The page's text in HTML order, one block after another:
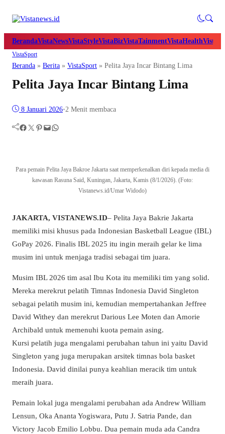
BerandaVistaNewsVistaStyleVistaBizVistaTainmentVistaHealth
VistaSport
Beranda » Berita » VistaSport » Pelita Jaya Incar Bintang Lima
Pelita Jaya Incar Bintang Lima
8 Januari 2026•2 Menit membaca
Facebook Twitter Pinterest Mail WhatsApp
Para pemain Pelita Jaya Bakroe Jakarta saat memperkenalkan diri kepada media di
kawasan Rasuna Said, Kuningan, Jakarta, Kamis (8/1/2026). (Foto:
Vistanews.id/Umar Widodo)
JAKARTA, VISTANEWS.ID– Pelita Jaya Bakrie Jakarta
memiliki misi khusus pada Indonesian Basketball League (IBL)
GoPay 2026. Finalis IBL 2025 itu ingin meraih gelar ke lima
musim ini untuk menjaga tradisi sebagai tim juara.
Musim IBL 2026 tim asal Ibu Kota itu memiliki tim yang solid.
Mereka merekrut pelatih Timnas Indonesia David Singleton
sebagai pelatih musim ini, kemudian mempertahankan Jeffree
David Withey dan merekrut Darious Lee Moten dan Amorie
Archibald untuk memenuhi kuota pemain asing.
Kursi pelatih juga mengalami perubahan tahun ini yaitu David
Singleton yang juga merupakan arsitek timnas bola basket
Indonesia. David dinilai punya keahlian meracik tim untuk
meraih juara.
Pemain lokal juga mengalami perubahan ada Andrew William
Lensun, Oka Ananta Yogiswara, Putu J. Satria Pande, dan
Victory Jacob Emilio Lobbu. Dua pemain muda ada Candra